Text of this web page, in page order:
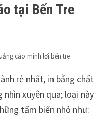
tại Bến Tre
cáo minh lợi bến tre
rẻ nhất, in bằng chất
xuyên qua; loại này
tấm biển nhỏ như: